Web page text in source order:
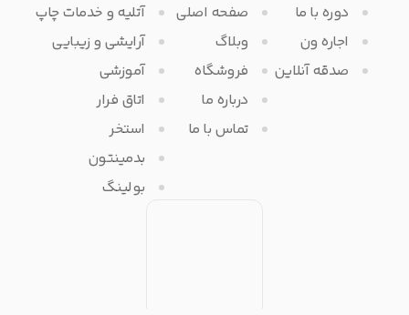
دوره با ما
اجاره ون
صدقه آنلاین
صفحه اصلی
وبلاگ
فروشگاه
درباره ما
تماس با ما
آتلیه و خدمات چاپ
آرایشی و زیبایی
آموزشی
اتاق فرار
استخر
بدمینتون
بولینگ